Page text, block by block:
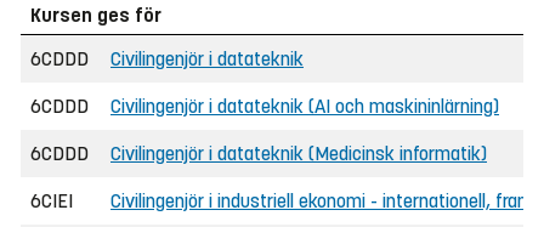
Kursen ges för
6CDDD
Civilingenjör i datateknik
6CDDD Civilingenjör i datateknik (AI och maskininlärning)
6CDDD Civilingenjör i datateknik (Medicinsk informatik)
6CIEI Civilingenjör i industriell ekonomi - internationell,